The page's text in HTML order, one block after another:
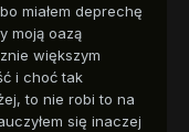
miałem deprechę
moją oazą
większym
i choć tak
to nie robi to na
się inaczej